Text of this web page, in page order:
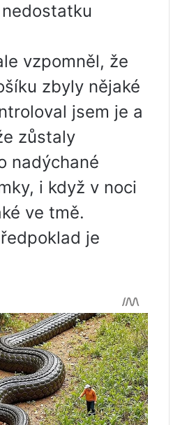
vzpomněl, že
zbyly nějaké
jsem je a
zůstaly
nadýchané
i když v noci
ve tmě.
je